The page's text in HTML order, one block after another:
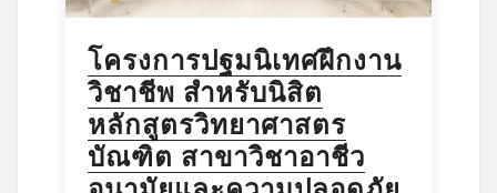
โครงการปฐมนิเทศฝึกงาน
วิชาชีพ สำหรับนิสิต
หลักสูตรวิทยาศาสตร
บัณฑิต สาขาวิชาอาชีว